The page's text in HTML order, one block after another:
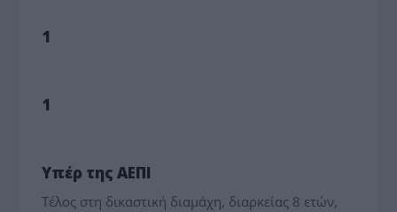
1
1
Υπέρ της ΑΕΠΙ
Τέλος στη δικαστική διαμάχη, διαρκείας 8 ετών,